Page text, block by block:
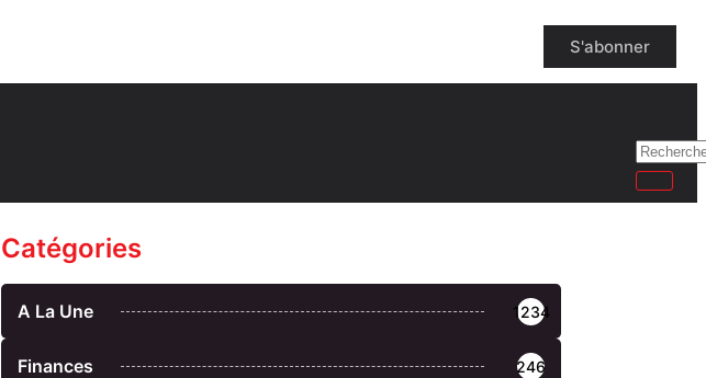
S'abonner
Catégories
A La Une 1234
Finances 246